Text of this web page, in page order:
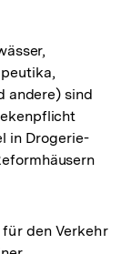
andere) sind
in Drogerie-
den Verkehr